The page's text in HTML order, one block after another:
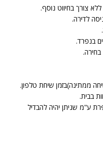
צורך בחיווט נוסף.
לדירה.
בנפרד.
ממתינה)בזמן שיחת טלפון.
בבית.
ע"מ שניתן יהיה להבדיל